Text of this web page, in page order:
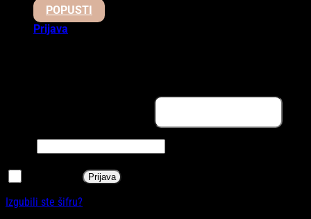
POPUSTI
Prijava
Obavezno
Prijava
Izgubili ste šifru?